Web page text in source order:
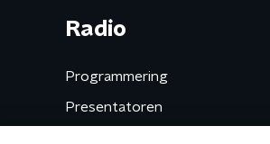
Radio
Programmering
Presentatoren